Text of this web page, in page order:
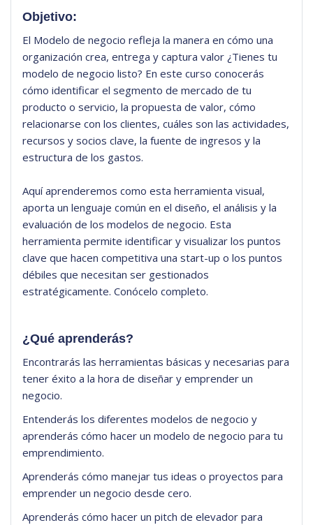
Objetivo:
El Modelo de negocio refleja la manera en cómo una
organización crea, entrega y captura valor ¿Tienes tu
modelo de negocio listo? En este curso conocerás
cómo identificar el segmento de mercado de tu
producto o servicio, la propuesta de valor, cómo
relacionarse con los clientes, cuáles son las actividades,
recursos y socios clave, la fuente de ingresos y la
estructura de los gastos.
Aquí aprenderemos como esta herramienta visual,
aporta un lenguaje común en el diseño, el análisis y la
evaluación de los modelos de negocio. Esta
herramienta permite identificar y visualizar los puntos
clave que hacen competitiva una start-up o los puntos
débiles que necesitan ser gestionados
estratégicamente. Conócelo completo.
¿Qué aprenderás?
Encontrarás las herramientas básicas y necesarias para
tener éxito a la hora de diseñar y emprender un
negocio.
Entenderás los diferentes modelos de negocio y
aprenderás cómo hacer un modelo de negocio para tu
emprendimiento.
Aprenderás cómo manejar tus ideas o proyectos para
emprender un negocio desde cero.
Aprenderás cómo hacer un pitch de elevador para